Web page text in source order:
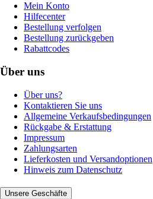
Mein Konto
Hilfecenter
Bestellung verfolgen
Bestellung zurückgeben
Rabattcodes
Über uns
Über uns?
Kontaktieren Sie uns
Allgemeine Verkaufsbedingungen
Rückgabe & Erstattung
Impressum
Zahlungsarten
Lieferkosten und Versandoptionen
Hinweis zum Datenschutz
Unsere Geschäfte